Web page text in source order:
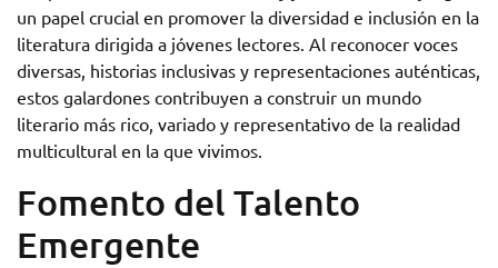
un papel crucial en promover la diversidad e inclusión en la
literatura dirigida a jóvenes lectores. Al reconocer voces
diversas, historias inclusivas y representaciones auténticas,
estos galardones contribuyen a construir un mundo
literario más rico, variado y representativo de la realidad
multicultural en la que vivimos.
Fomento del Talento
Emergente